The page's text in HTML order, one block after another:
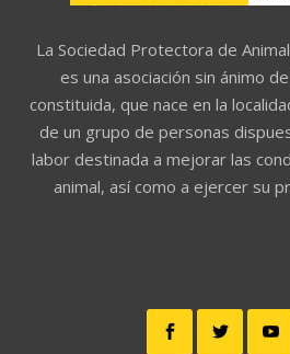
La Sociedad Protectora de
es una asociación sin ánimo
constituida, que nace en la
de un grupo de personas
labor destinada a mejorar las
animal, así como a ejercer su